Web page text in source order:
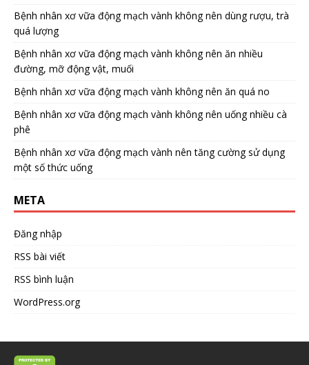
Bệnh nhân xơ vữa động mạch vành không nên dùng rượu, trà
quá lượng
Bệnh nhân xơ vữa động mạch vành không nên ăn nhiều
đường, mỡ động vật, muối
Bệnh nhân xơ vữa động mạch vành không nên ăn quá no
Bệnh nhân xơ vữa động mạch vành không nên uống nhiều cà
phê
Bệnh nhân xơ vữa động mạch vành nên tăng cường sử dụng
một số thức uống
META
Đăng nhập
RSS bài viết
RSS bình luận
WordPress.org